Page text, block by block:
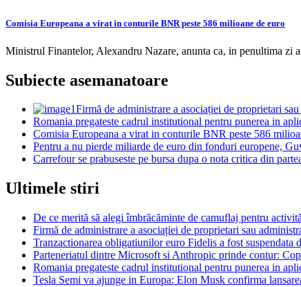
Comisia Europeana a virat in conturile BNR peste 586 milioane de euro
Ministrul Finantelor, Alexandru Nazare, anunta ca, in penultima zi
Subiecte asemanatoare
Firmă de administrare a asociației de proprietari
Romania pregateste cadrul institutional pentru punerea in
Comisia Europeana a virat in conturile BNR peste 586
Pentru a nu pierde miliarde de euro din fonduri europene,
Carrefour se prabuseste pe bursa dupa o nota critica din
Ultimele stiri
De ce merită să alegi îmbrăcăminte de camuflaj pentru
Firmă de administrare a asociației de proprietari sau
Tranzactionarea obligatiunilor euro Fidelis a fost suspendata
Parteneriatul dintre Microsoft si Anthropic prinde contur:
Romania pregateste cadrul institutional pentru punerea in
Tesla Semi va ajunge in Europa: Elon Musk confirma